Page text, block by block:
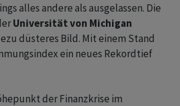
alles andere als ausgelassen. Die
Universität von Michigan
düsteres Bild. Mit einem Stand
ein neues Rekordtief
der Finanzkrise im